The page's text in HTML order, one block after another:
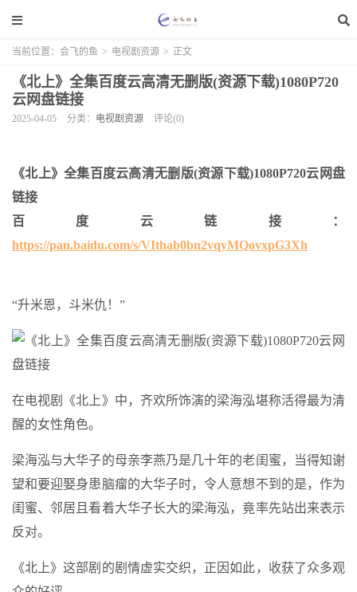
当前位置： 会飞的鱼 > 电视剧资源 > 正文
《北上》全集百度云高清无删版(资源下载)1080P720
云网盘链接
2025-04-05 分类： 电视剧资源 评论(0)
《北上》全集百度云高清无删版(资源下载)1080P720云网盘
链接
百度云链接：
https://pan.baidu.com/s/VIthab0bn2vqyMQovxpG3Xh
“升米恩，斗米仇！”
在电视剧《北上》中，齐欢所饰演的梁海泓堪称活得最为清
醒的女性角色。
梁海泓与大华子的母亲李燕乃是几十年的老闺蜜，当得知谢
望和要迎娶身患脑瘤的大华子时，令人意想不到的是，作为
闺蜜、邻居且看着大华子长大的梁海泓，竟率先站出来表示
反对。
《北上》这部剧的剧情虚实交织，正因如此，收获了众多观